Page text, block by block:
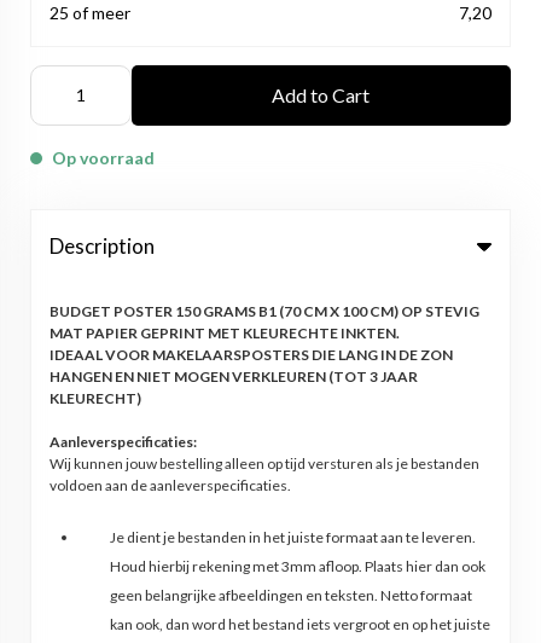
25 of meer
7,20
Add to Cart
Op voorraad
Description
BUDGET POSTER 150 GRAMS B1 (70 CM X 100 CM) OP STEVIG
MAT PAPIER GEPRINT MET KLEURECHTE INKTEN.
IDEAAL VOOR MAKELAARSPOSTERS DIE LANG IN DE ZON
HANGEN EN NIET MOGEN VERKLEUREN (TOT 3 JAAR
KLEURECHT)
Aanleverspecificaties:
Wij kunnen jouw bestelling alleen op tijd versturen als je bestanden
voldoen aan de aanleverspecificaties.
Je dient je bestanden in het juiste formaat aan te leveren.
Houd hierbij rekening met 3mm afloop. Plaats hier dan ook
geen belangrijke afbeeldingen en teksten. Netto formaat
kan ook, dan word het bestand iets vergroot en op het juiste